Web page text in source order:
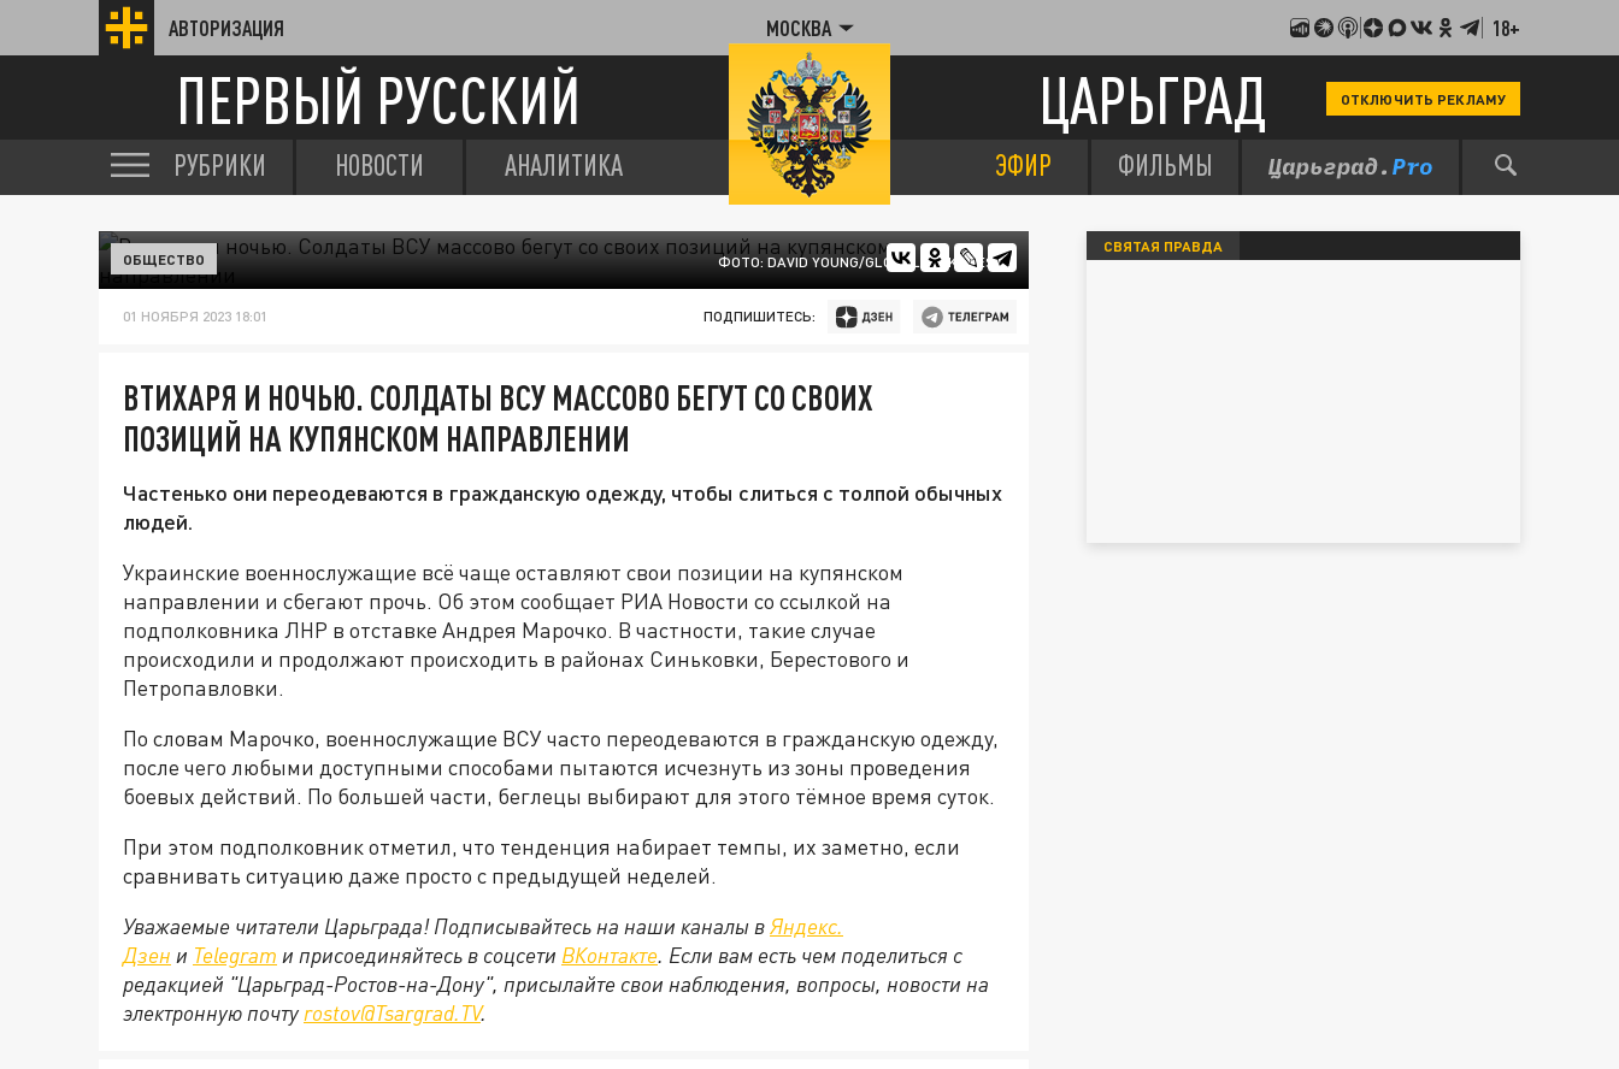
АВТОРИЗАЦИЯ МОСКВА 18+
ПЕРВЫЙ РУССКИЙ ЦАРЬГРАД ОТКЛЮЧИТЬ РЕКЛАМУ
РУБРИКИ НОВОСТИ АНАЛИТИКА ЭФИР ФИЛЬМЫ
ФОТО: DAVID YOUNG/GLOBALLOOKPRESS
ОБЩЕСТВО
01 НОЯБРЯ 2023 18:01 ПОДПИШИТЕСЬ:
ВТИХАРЯ И НОЧЬЮ. СОЛДАТЫ ВСУ МАССОВО БЕГУТ СО СВОИХ
ПОЗИЦИЙ НА КУПЯНСКОМ НАПРАВЛЕНИИ
Частенько они переодеваются в гражданскую одежду, чтобы слиться с толпой обычных
людей.
Украинские военнослужащие всё чаще оставляют свои позиции на купянском
направлении и сбегают прочь. Об этом сообщает РИА Новости со ссылкой на
подполковника ЛНР в отставке Андрея Марочко. В частности, такие случае
происходили и продолжают происходить в районах Синьковки, Берестового и
Петропавловки.
По словам Марочко, военнослужащие ВСУ часто переодеваются в гражданскую одежду,
после чего любыми доступными способами пытаются исчезнуть из зоны проведения
боевых действий. По большей части, беглецы выбирают для этого тёмное время суток.
При этом подполковник отметил, что тенденция набирает темпы, их заметно, если
сравнивать ситуацию даже просто с предыдущей неделей.
Уважаемые читатели Царьграда! Подписывайтесь на наши каналы вЯндекс.
Дзен и Telegram и присоединяйтесь в соцсети ВКонтакте. Если вам есть чем поделиться с
редакцией "Царьград-Ростов-на-Дону", присылайте свои наблюдения, вопросы, новости на
электронную почту rostov@Tsargrad.ТV.
СВЯТАЯ ПРАВДА